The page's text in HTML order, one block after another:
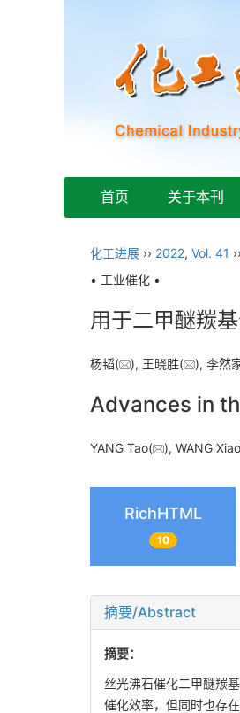
首页 关于本刊
化工进展 ›› 2022, Vol. 41 ››
• 工业催化 •
用于二甲醚羰
杨韬( ), 王晓胜( ), 李然
Advances in
YANG Tao( ), WANG
RichHTML
10
摘要/Abstract
摘要：
丝光沸石催化二甲醚羰
催化效率，但同时也存